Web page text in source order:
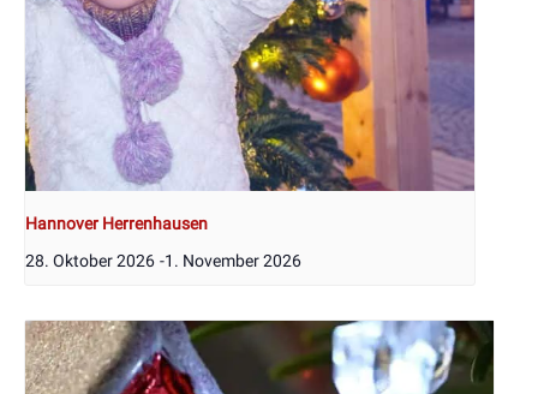
Hannover Herrenhausen
28. Oktober 2026 -1. November 2026